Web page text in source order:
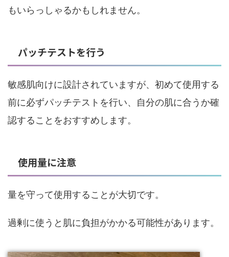
もいらっしゃるかもしれません。
パッチテストを行う
敏感肌向けに設計されていますが、初めて使用する
前に必ずパッチテストを行い、自分の肌に合うか確
認することをおすすめします。
使用量に注意
量を守って使用することが大切です。
過剰に使うと肌に負担がかかる可能性があります。